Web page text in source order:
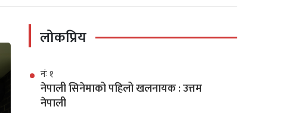
लोकप्रिय
नंः १
नेपाली सिनेमाको पहिलो खलनायक : उत्तम
नेपाली